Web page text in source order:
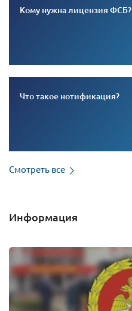
Кому нужна лицензия ФСБ?
Что такое нотификация?
Смотреть все
Информация